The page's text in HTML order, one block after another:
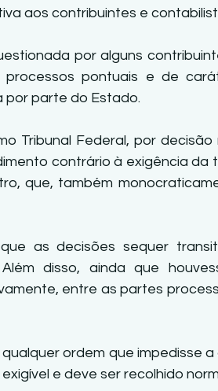
aos contribuintes e
por alguns
pontuais e de
por parte do Estado.
Tribunal Federal, por
contrário à exigência da
que, também
as decisões sequer
disso, ainda que
entre as partes
qualquer ordem que impedisse
e deve ser recolhido